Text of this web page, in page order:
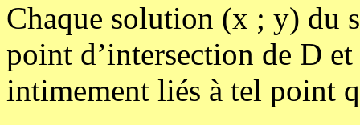
Chaque solution (x ; y) du
point d’intersection de D
intimement liés à tel point